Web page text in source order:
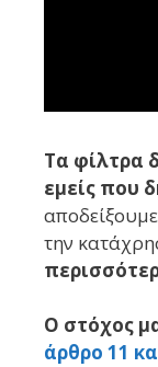
Τα φίλτρα
εμείς που
την
Ο στόχος
άρθρο 11